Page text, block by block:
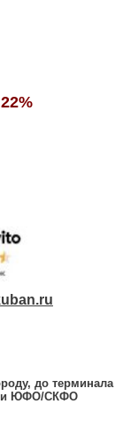
до терминала
и ЮФО/СКФО